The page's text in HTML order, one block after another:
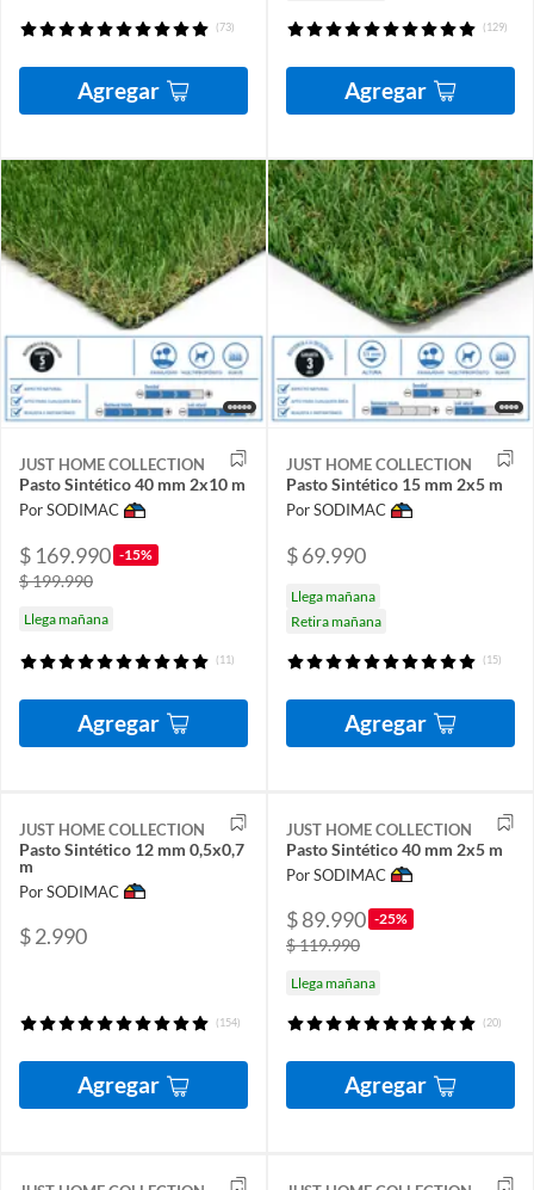
(73)
Agregar
(129)
Agregar
JUST HOME COLLECTION
Pasto Sintético 40 mm 2x10 m
Por SODIMAC
$ 169.990 -15%
$ 199.990
Llega mañana
(11)
Agregar
JUST HOME COLLECTION
Pasto Sintético 15 mm 2x5 m
Por SODIMAC
$ 69.990
Llega mañana
Retira mañana
(15)
Agregar
JUST HOME COLLECTION
Pasto Sintético 12 mm 0,5x0,7
m
Por SODIMAC
$ 2.990
(154)
Agregar
JUST HOME COLLECTION
Pasto Sintético 40 mm 2x5 m
Por SODIMAC
$ 89.990 -25%
$ 119.990
Llega mañana
(20)
Agregar